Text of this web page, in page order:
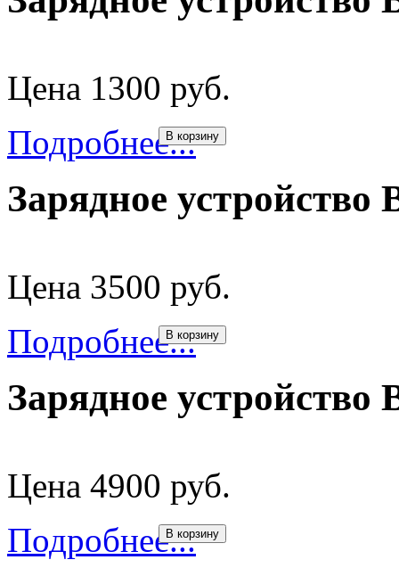
Цена 1300 руб.
Подробнее...
В корзину
Зарядное устройство
Цена 3500 руб.
Подробнее...
В корзину
Зарядное устройство
Цена 4900 руб.
Подробнее...
В корзину